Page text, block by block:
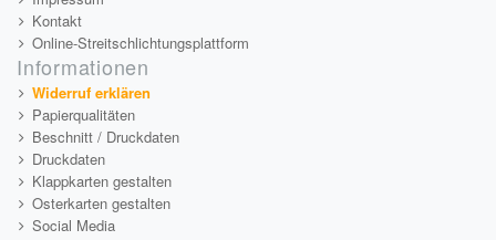
Kontakt
Online-Streitschlichtungsplattform
Informationen
Widerruf erklären
Papierqualitäten
Beschnitt / Druckdaten
Druckdaten
Klappkarten gestalten
Osterkarten gestalten
Social Media